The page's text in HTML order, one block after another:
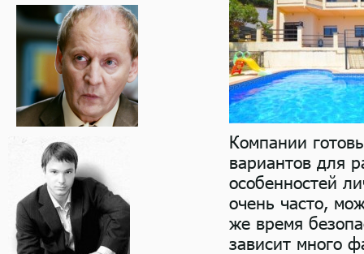
Компании
вариантов для
особенностей
очень часто,
же время
зависит много